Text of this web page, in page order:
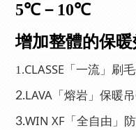
5℃－10℃
增加整體的保
1.CLASSE「一流」刷
2.LAVA「熔岩」保暖
3.WIN XF「全自由」